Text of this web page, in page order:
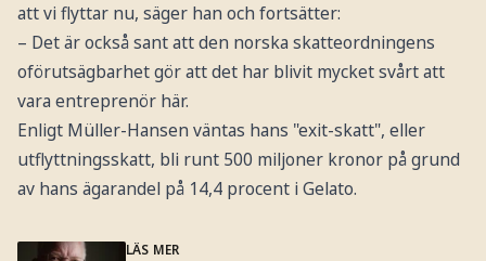
att vi flyttar nu, säger han och fortsätter:
– Det är också sant att den norska skatteordningens
oförutsägbarhet gör att det har blivit mycket svårt att
vara entreprenör här.
Enligt Müller-Hansen väntas hans "exit-skatt", eller
utflyttningsskatt, bli runt 500 miljoner kronor på grund
av hans ägarandel på 14,4 procent i Gelato.
LÄS MER